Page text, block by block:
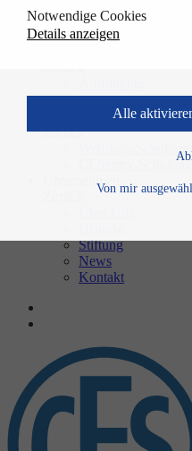
Anwendungen
Downloads
Stellenangebote
Zurück
Webshop-
CESentry-
Unternehmen
Stiftung
News
Kontakt
Notwendige Cookies
Details anzeigen
Von mir
Alle